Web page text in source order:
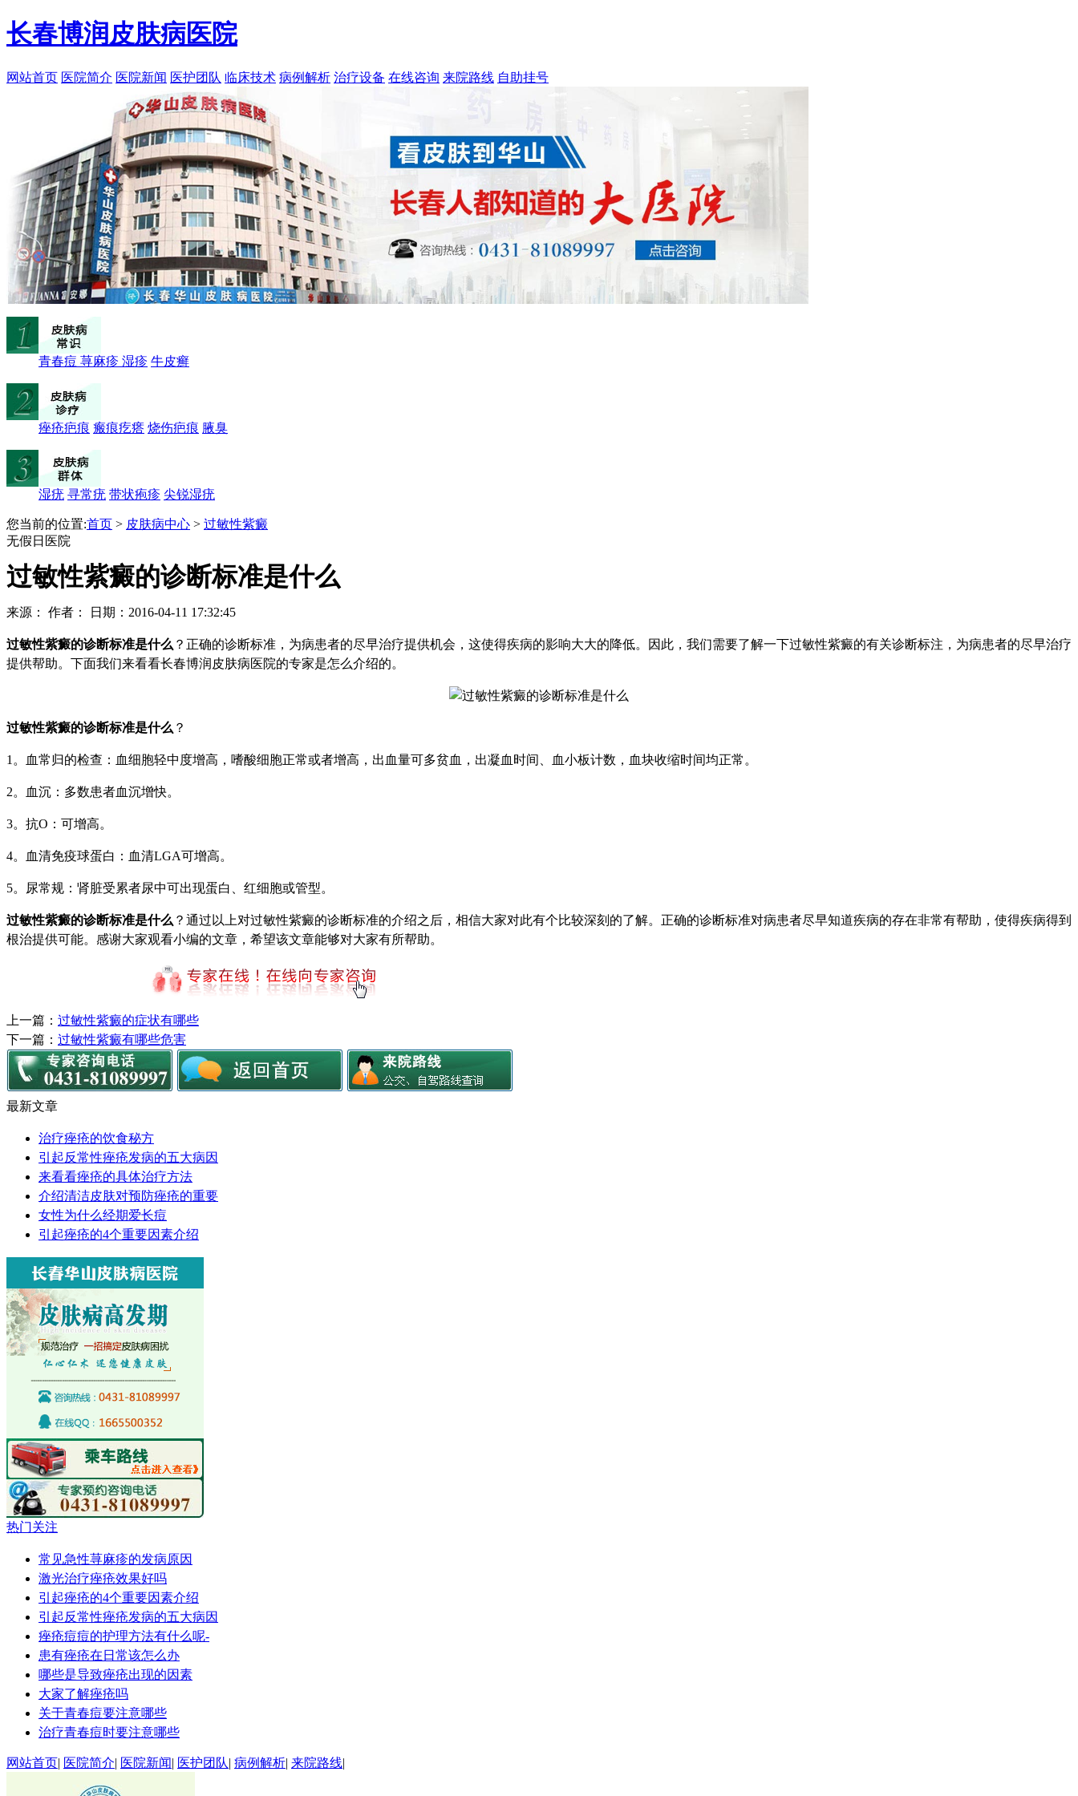
长春博润皮肤病医院
网站首页 医院简介 医院新闻 医护团队 临床技术 病例解析 治疗设备 在线咨询 来院路线 自助挂号
青春痘 荨麻疹 湿疹 牛皮癣
痤疮疤痕 瘢痕疙瘩 烧伤疤痕 腋臭
湿疣 寻常疣 带状疱疹 尖锐湿疣
您当前的位置:首页 > 皮肤病中心 > 过敏性紫癜
无假日医院
过敏性紫癜的诊断标准是什么
来源： 作者： 日期：2016-04-11 17:32:45
过敏性紫癜的诊断标准是什么 ？正确的诊断标准，为病患者的尽早治疗提供机会，这使得疾病的影响大大的降低。因此，我们需要了解一下过敏性紫癜的有关诊断标注，为病患者的尽早治疗
提供帮助。下面我们来看看长春博润皮肤病医院的专家是怎么介绍的。
过敏性紫癜的诊断标准是什么 ？
1。血常归的检查：血细胞轻中度增高，嗜酸细胞正常或者增高，出血量可多贫血，出凝血时间、血小板计数，血块收缩时间均正常。
2。血沉：多数患者血沉增快。
3。抗O：可增高。
4。血清免疫球蛋白：血清LGA可增高。
5。尿常规：肾脏受累者尿中可出现蛋白、红细胞或管型。
过敏性紫癜的诊断标准是什么 ？通过以上对过敏性紫癜的诊断标准的介绍之后，相信大家对此有个比较深刻的了解。正确的诊断标准对病患者尽早知道疾病的存在非常有帮助，使得疾病得到
根治提供可能。感谢大家观看小编的文章，希望该文章能够对大家有所帮助。
上一篇： 过敏性紫癜的症状有哪些
下一篇： 过敏性紫癜有哪些危害
最新文章
治疗痤疮的饮食秘方
引起反常性痤疮发病的五大病因
来看看痤疮的具体治疗方法
介绍清洁皮肤对预防痤疮的重要
女性为什么经期爱长痘
引起痤疮的4个重要因素介绍
热门关注
常见急性荨麻疹的发病原因
激光治疗痤疮效果好吗
引起痤疮的4个重要因素介绍
引起反常性痤疮发病的五大病因
痤疮痘痘的护理方法有什么呢-
患有痤疮在日常该怎么办
哪些是导致痤疮出现的因素
大家了解痤疮吗
关于青春痘要注意哪些
治疗青春痘时要注意哪些
网站首页| 医院简介| 医院新闻| 医护团队| 病例解析| 来院路线|